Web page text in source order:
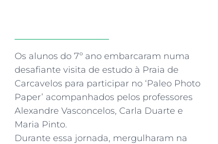
Os alunos do 7º ano embarcaram numa
desafiante visita de estudo à Praia de
Carcavelos para participar no ‘Paleo Photo
Paper’ acompanhados pelos professores
Alexandre Vasconcelos, Carla Duarte e
Maria Pinto.
Durante essa jornada, mergulharam na